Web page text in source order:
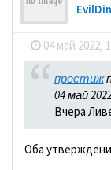
- 04 май 2022,
престиж
04 май
Вчера
Оба